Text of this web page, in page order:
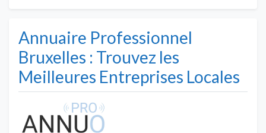
Annuaire Professionnel
Bruxelles : Trouvez les
Meilleures Entreprises Locales